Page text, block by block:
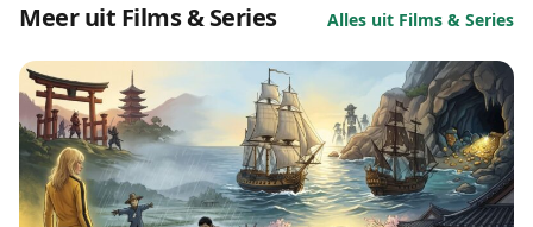
Meer uit Films & Series Alles uit Films & Series